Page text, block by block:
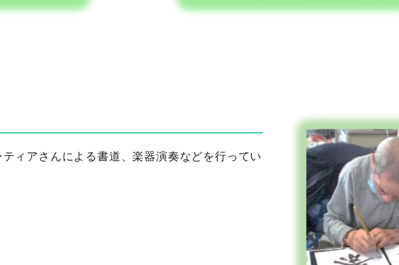
ィアさんによる書道、楽器演奏などを行ってい